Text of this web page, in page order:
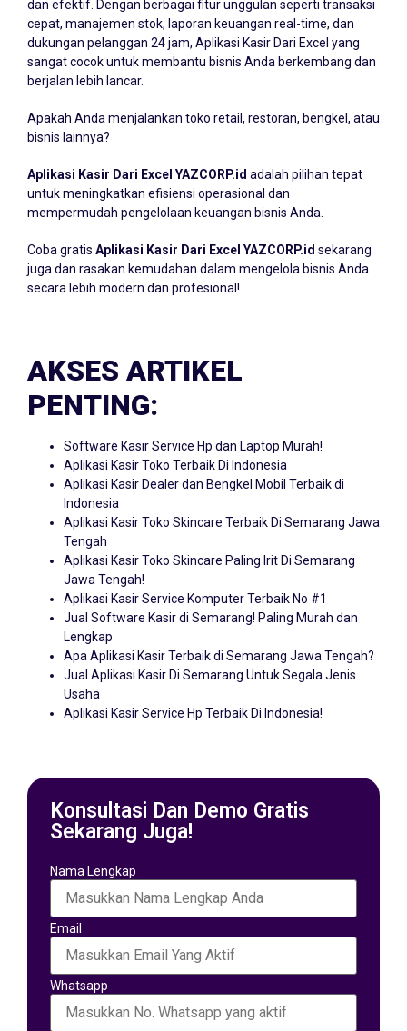
dan efektif. Dengan berbagai fitur unggulan seperti transaksi
cepat, manajemen stok, laporan keuangan real-time, dan
dukungan pelanggan 24 jam, Aplikasi Kasir Dari Excel yang
sangat cocok untuk membantu bisnis Anda berkembang dan
berjalan lebih lancar.
Apakah Anda menjalankan toko retail, restoran, bengkel, atau
bisnis lainnya?
Aplikasi Kasir Dari Excel YAZCORP.id adalah pilihan tepat
untuk meningkatkan efisiensi operasional dan
mempermudah pengelolaan keuangan bisnis Anda.
Coba gratis Aplikasi Kasir Dari Excel YAZCORP.id sekarang
juga dan rasakan kemudahan dalam mengelola bisnis Anda
secara lebih modern dan profesional!
AKSES ARTIKEL
PENTING:
Software Kasir Service Hp dan Laptop Murah!
Aplikasi Kasir Toko Terbaik Di Indonesia
Aplikasi Kasir Dealer dan Bengkel Mobil Terbaik di
Indonesia
Aplikasi Kasir Toko Skincare Terbaik Di Semarang Jawa
Tengah
Aplikasi Kasir Toko Skincare Paling Irit Di Semarang
Jawa Tengah!
Aplikasi Kasir Service Komputer Terbaik No #1
Jual Software Kasir di Semarang! Paling Murah dan
Lengkap
Apa Aplikasi Kasir Terbaik di Semarang Jawa Tengah?
Jual Aplikasi Kasir Di Semarang Untuk Segala Jenis
Usaha
Aplikasi Kasir Service Hp Terbaik Di Indonesia!
Konsultasi Dan Demo Gratis
Sekarang Juga!
Nama Lengkap
Email
Whatsapp